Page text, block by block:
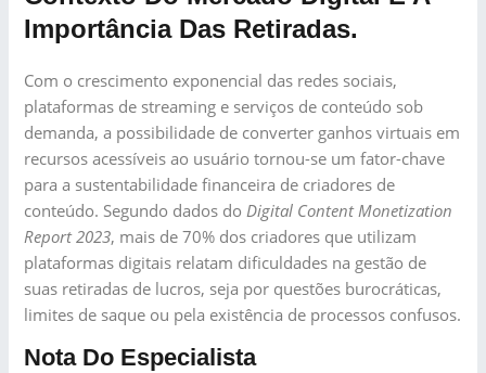
Importância Das Retiradas.
Com o crescimento exponencial das redes sociais,
plataformas de streaming e serviços de conteúdo sob
demanda, a possibilidade de converter ganhos virtuais em
recursos acessíveis ao usuário tornou-se um fator-chave
para a sustentabilidade financeira de criadores de
conteúdo. Segundo dados do Digital Content Monetization
Report 2023, mais de 70% dos criadores que utilizam
plataformas digitais relatam dificuldades na gestão de
suas retiradas de lucros, seja por questões burocráticas,
limites de saque ou pela existência de processos confusos.
Nota Do Especialista